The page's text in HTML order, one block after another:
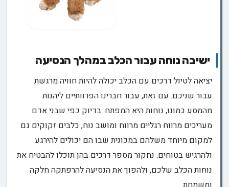
ישיבה נוחה עבור הכלב במהלך הנסיעה
יציאה לטיול דרכים עם הכלב יכולה להיות חוויה מרגשת
עבור שניכם. עם זאת, עבור חברינו הפרוותיים ליהנות
מהמסע כמונו, נוחות היא המפתח. בדיוק כפי שבני אדם
מעריכים מרווח רגליים מרווח ומושב נוח, כלבים זקוקים גם
למקום מיוחד משלהם במכונית שבו הם יכולים להירגע
ולהרגיש בטוחים. נחקור מספר דרכים בהן תוכלו להבטיח את
נוחות הכלב שלכם, ולהפוך את הנסיעה להרפתקה חלקה